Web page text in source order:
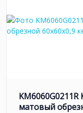
матовый